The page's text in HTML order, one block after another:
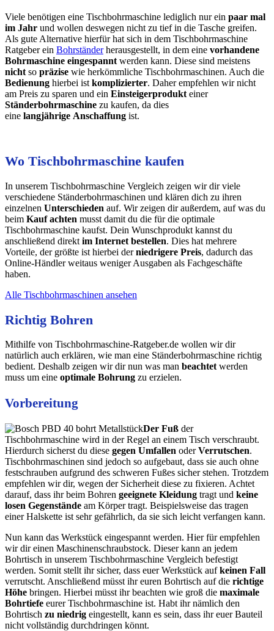
Viele benötigen eine Tischbohrmaschine lediglich nur ein paar mal
im Jahr und wollen deswegen nicht zu tief in die Tasche greifen.
Als gute Alternative hierfür hat sich in dem Tischbohrmaschine
Ratgeber ein Bohrständerherausgestellt, in dem eine vorhandene
Bohrmaschine eingespannt werden kann. Diese sind meistens
nicht so präzise wie herkömmliche Tischbohrmaschinen. Auch die
Bedienung hierbei ist komplizierter. Daher empfehlen wir nicht
am Preis zu sparen und ein Einsteigerprodukt einer
Ständerbohrmaschine zu kaufen, da dies
eine langjährige Anschaffung ist.
Wo Tischbohrmaschine kaufen
In unserem Tischbohrmaschine Vergleich zeigen wir dir viele
verschiedene Ständerbohrmaschinen und klären dich zu ihren
einzelnen Unterschieden auf. Wir zeigen dir außerdem, auf was du
beim Kauf achten musst damit du die für die optimale
Tischbohrmaschine kaufst. Dein Wunschprodukt kannst du
anschließend direkt im Internet bestellen. Dies hat mehrere
Vorteile, der größte ist hierbei derniedrigere Preis, dadurch das
Online-Händler weitaus weniger Ausgaben als Fachgeschäfte
haben.
Alle Tischbohrmaschinen ansehen
Richtig Bohren
Mithilfe von Tischbohrmaschine-Ratgeber.de wollen wir dir
natürlich auch erklären, wie man eine Ständerbohrmaschine richtig
bedient. Deshalb zeigen wir dir nun was man beachtet werden
muss um eine optimale Bohrung zu erzielen.
Vorbereitung
Der Fuß der
Tischbohrmaschine wird in der Regel an einem Tisch verschraubt.
Hierdurch sicherst du diese gegen Umfallen oderVerrutschen.
Tischbohrmaschinen sind jedoch so aufgebaut, dass sie auch ohne
festschrauben aufgrund des schweren Fußes sicher stehen. Trotzdem
empfehlen wir dir, wegen der Sicherheit diese zu fixieren. Achtet
darauf, dass ihr beim Bohren geeignete Kleidung tragt und keine
losen Gegenstände am Körper tragt. Beispielsweise das tragen
einer Halskette ist sehr gefährlich, da sie sich leicht verfangen kann.
Nun kann das Werkstück eingespannt werden. Hier für empfehlen
wir dir einen Maschinenschraubstock. Dieser kann an jedem
Bohrtisch in unserem Tischbohrmaschine Vergleich befestigt
werden. Somit stellt ihr sicher, dass euer Werkstück aufkeinen Fall
verrutscht. Anschließend müsst ihr euren Bohrtisch auf die richtige
Höhe bringen. Hierbei müsst ihr beachten wie groß die maximale
Bohrtiefe eurer Tischbohrmaschine ist. Habt ihr nämlich den
Bohrtisch zu niedrig eingestellt, kann es sein, dass ihr euer Bauteil
nicht vollständig durchdringen könnt.